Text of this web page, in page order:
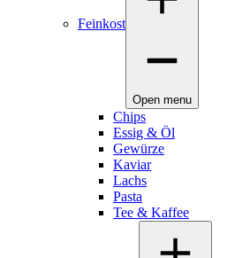
Feinkost
Open menu
Chips
Essig & Öl
Gewürze
Kaviar
Lachs
Pasta
Tee & Kaffee